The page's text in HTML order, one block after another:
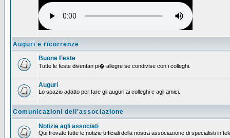
Auguri e ricorrenze
Buone Feste
Tutte le feste diventan pi� allegre se condivise con i colleghi.
Auguri
Lo spazio adatto per fare gli auguri ai colleghi e agli amici.
Comunicazioni dell'associazione
Notizie agli associati
Qui trovate tutte le notizie ufficiali della nostra associazione di specialisti in